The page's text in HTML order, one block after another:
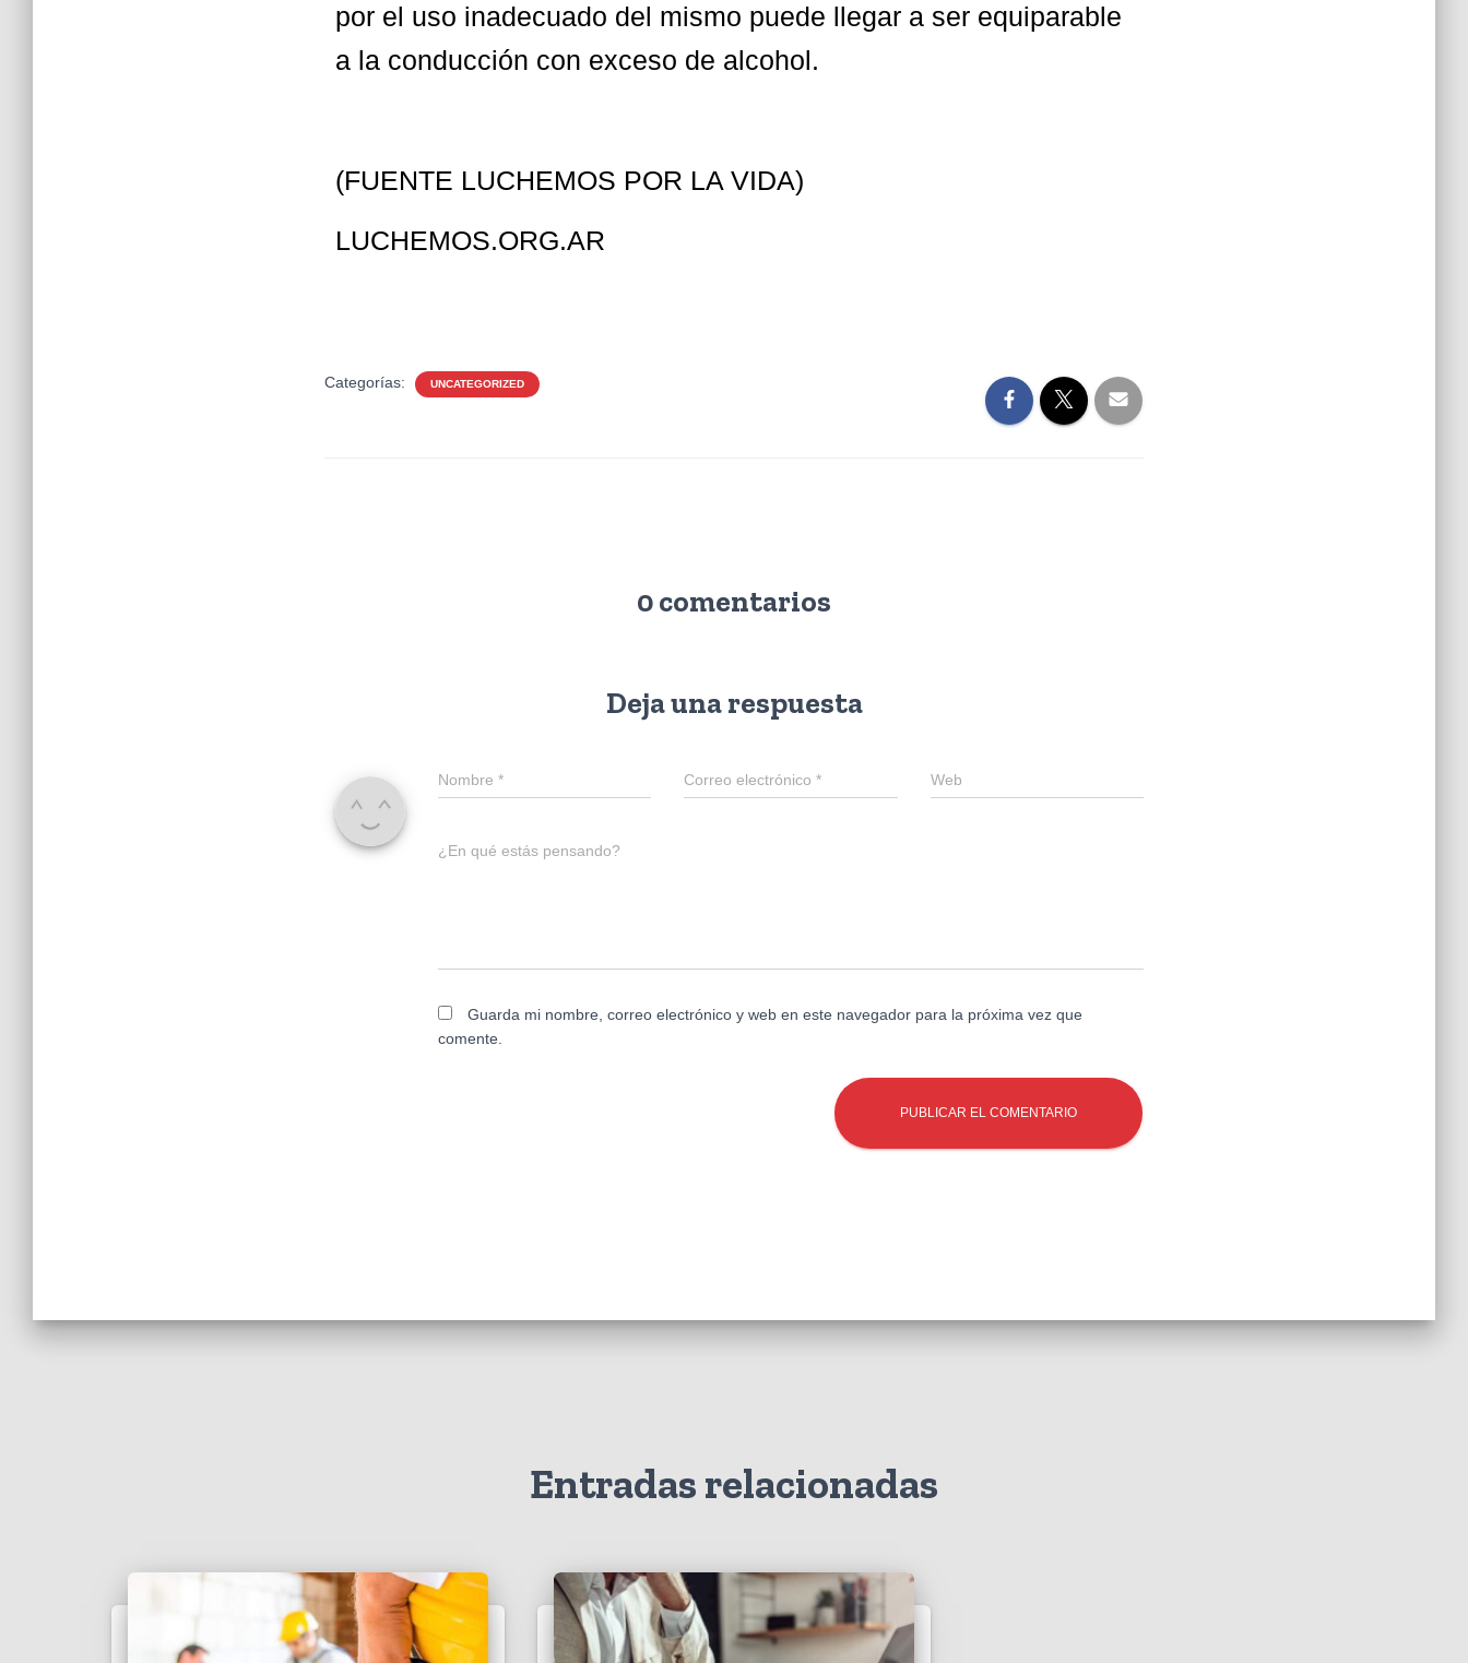
por el uso inadecuado del mismo puede llegar a ser equiparable
a la conducción con exceso de alcohol.
(FUENTE LUCHEMOS POR LA VIDA)
LUCHEMOS.ORG.AR
Categorías: UNCATEGORIZED
0 comentarios
Deja una respuesta
Nombre * Correo electrónico* Web
¿En qué estás pensando?
Guarda mi nombre, correo electrónico y web en este navegador para la próxima vez que
comente.
Entradas relacionadas